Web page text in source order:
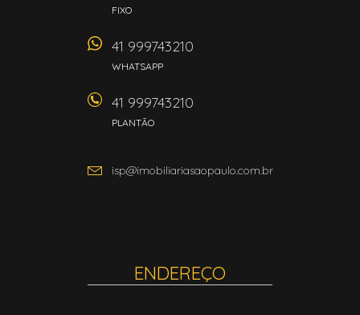
FIXO
41 999743210
WHATSAPP
41 999743210
PLANTÃO
isp@imobiliariasaopaulo.com.br
ENDEREÇO